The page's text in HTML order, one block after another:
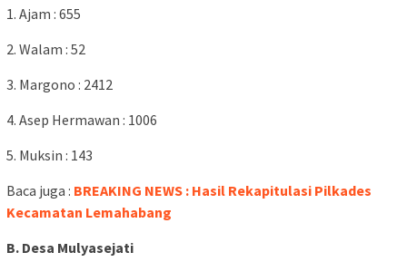
1. Ajam : 655
2. Walam : 52
3. Margono : 2412
4. Asep Hermawan : 1006
5. Muksin : 143
Baca juga : BREAKING NEWS : Hasil Rekapitulasi Pilkades
Kecamatan Lemahabang
B. Desa Mulyasejati